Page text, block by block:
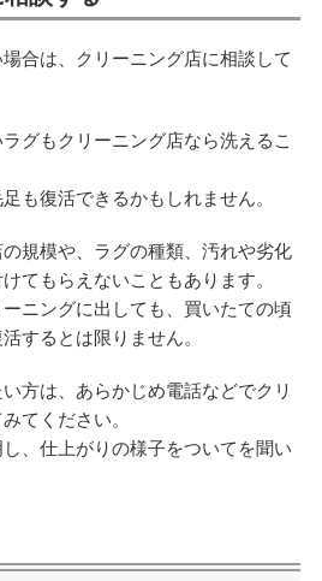
合は、クリーニング店に相談して
グもクリーニング店なら洗えるこ
も復活できるかもしれません。
規模や、ラグの種類、汚れや劣化
てもらえないこともあります。
ニングに出しても、買いたての頃
するとは限りません。
方は、あらかじめ電話などでクリ
てください。
、仕上がりの様子をついてを聞い